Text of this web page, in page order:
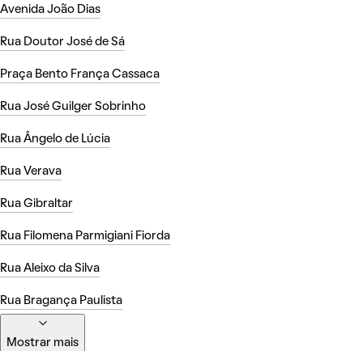
Avenida João Dias
Rua Doutor José de Sá
Praça Bento França Cassaca
Rua José Guilger Sobrinho
Rua Ângelo de Lúcia
Rua Verava
Rua Gibraltar
Rua Filomena Parmigiani Fiorda
Rua Aleixo da Silva
Rua Bragança Paulista
Mostrar mais